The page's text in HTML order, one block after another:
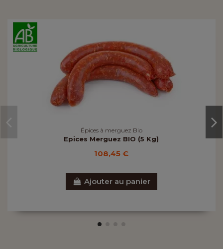
Épices à merguez Bio
Epices Merguez BIO (5 Kg)
108,45 €
Ajouter au panier